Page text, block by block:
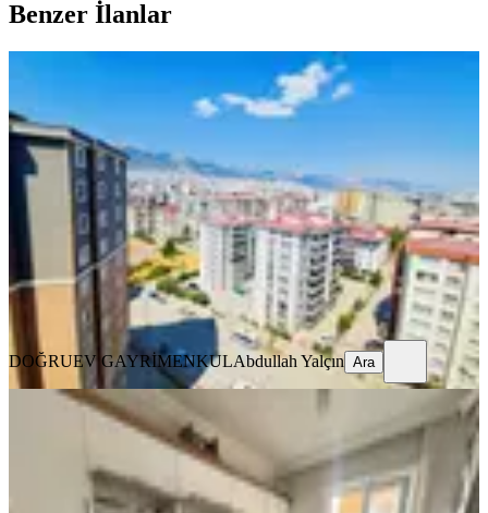
Benzer İlanlar
Doğruev'den Site İçerisinde Muhteşem
Manzaralı Satılık 5+1 Daire
Onikişubat, Ağcalı Mahallesi
5+1 ·210 m²·9. Kat·09.08.2026
5.500.000 ₺
DOĞRUEV GAYRİMENKUL Abdullah Yalçın
DOĞRUEV GAYRİMENKULAbdullah Yalçın Ara
Çetin Gayrimenkul'den Agcalı Yoluna
Yakın Satılık Geniş 3+1 Dair
Onikişubat, Piri Reis Mahallesi